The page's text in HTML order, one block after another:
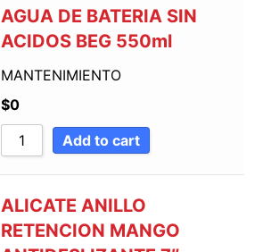
AGUA DE BATERIA SIN
ACIDOS BEG 550ml
MANTENIMIENTO
$0
Add to cart
ALICATE ANILLO
RETENCION MANGO